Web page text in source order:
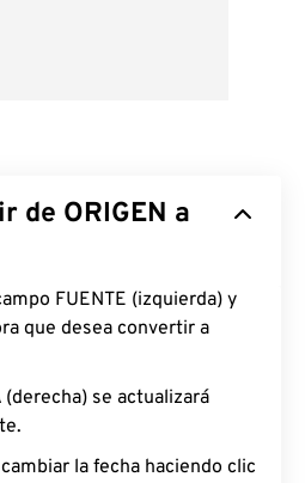
de ORIGEN a
FUENTE (izquierda) y
que desea convertir a
(derecha) se actualizará
la fecha haciendo clic